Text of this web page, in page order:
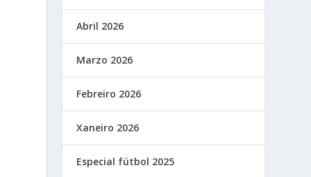
Abril 2026
Marzo 2026
Febreiro 2026
Xaneiro 2026
Especial fútbol 2025